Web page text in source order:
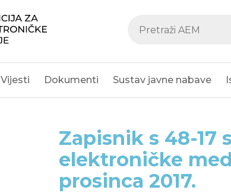
Vijesti Dokumenti Sustav javne nabave
Zapisnik s 48-17
elektroničke
prosinca 2017.